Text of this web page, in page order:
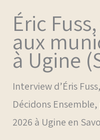
Éric
aux
à Ugine
Interview d’Éris
Décidons
2026 à Ugine en